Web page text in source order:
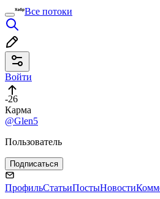
Все потоки
Войти
-26
Карма
@Glen5
Пользователь
Подписаться
ПрофильСтатьиПостыНовости